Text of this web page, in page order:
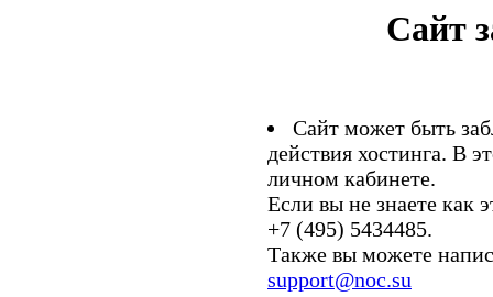
Сайт
Сайт может быть
действия хостинга. В
личном кабинете.
Если вы не знаете как
+7 (495) 5434485.
Также вы можете
support@noc.su